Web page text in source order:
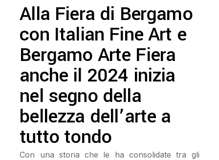
Alla Fiera di Bergamo
con Italian Fine Art e
Bergamo Arte Fiera
anche il 2024 inizia
nel segno della
bellezza dell’arte a
tutto tondo
Con una storia che le ha consolidate tra gli